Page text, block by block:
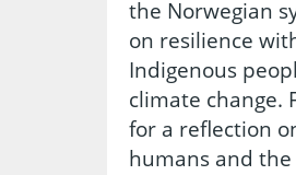
the Norwegian
on resilience
Indigenous
climate change.
for a reflection
humans and